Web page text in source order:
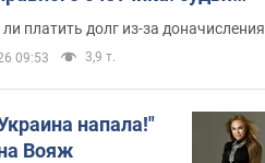
неожиданное решение
платить долг из-за доначисления
09:53 3,9 т.
напала!"
Вояж